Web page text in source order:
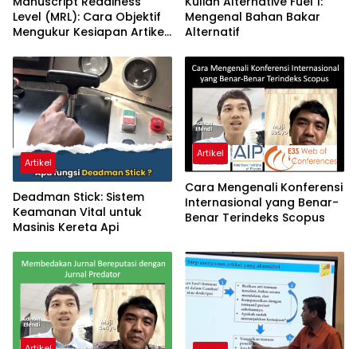
Level (MRL): Cara Objektif
Mengukur Kesiapan Artikel
Mengenal Bahan Bakar
Alternatif
Artikel
Deadman Stick: Sistem
Keamanan Vital untuk
Masinis Kereta Api
Artikel
Cara Mengenali Konferensi
Internasional yang Benar-
Benar Terindeks Scopus